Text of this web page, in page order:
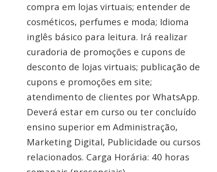
compra em lojas virtuais; entender de
cosméticos, perfumes e moda; Idioma
inglês básico para leitura. Irá realizar
curadoria de promoções e cupons de
desconto de lojas virtuais; publicação de
cupons e promoções em site;
atendimento de clientes por WhatsApp.
Deverá estar em curso ou ter concluído
ensino superior em Administração,
Marketing Digital, Publicidade ou cursos
relacionados. Carga Horária: 40 horas